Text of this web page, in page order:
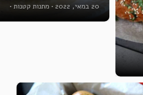
20 במאי, 2022 • מתנות קטנות •